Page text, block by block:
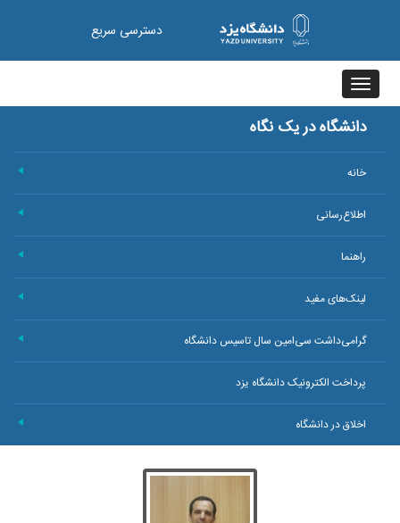
دسترسی سریع
Toggle
navigation
دانشگاه در یک نگاه
خانه
اطلاع‌رسانی
راهنما
لینک‌های مفید
گرامی‌داشت سی‌امین سال تاسیس دانشگاه
پرداخت الکترونیک دانشگاه یزد
اخلاق در دانشگاه